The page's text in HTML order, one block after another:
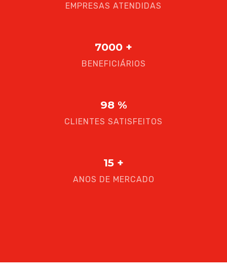
EMPRESAS ATENDIDAS
7000 +
BENEFICIÁRIOS
98%
CLIENTES SATISFEITOS
15 +
ANOS DE MERCADO